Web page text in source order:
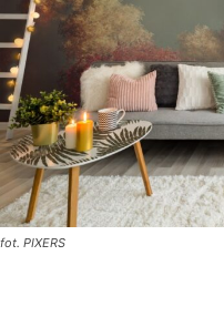
fot. PIXERS